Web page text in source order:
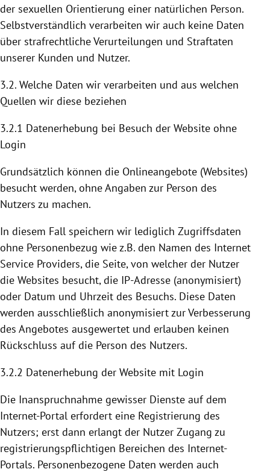
der sexuellen Orientierung einer natürlichen Person.
Selbstverständlich verarbeiten wir auch keine Daten
über strafrechtliche Verurteilungen und Straftaten
unserer Kunden und Nutzer.
3.2. Welche Daten wir verarbeiten und aus welchen
Quellen wir diese beziehen
3.2.1 Datenerhebung bei Besuch der Website ohne
Login
Grundsätzlich können die Onlineangebote (Websites)
besucht werden, ohne Angaben zur Person des
Nutzers zu machen.
In diesem Fall speichern wir lediglich Zugriffsdaten
ohne Personenbezug wie z.B. den Namen des Internet
Service Providers, die Seite, von welcher der Nutzer
die Websites besucht, die IP-Adresse (anonymisiert)
oder Datum und Uhrzeit des Besuchs. Diese Daten
werden ausschließlich anonymisiert zur Verbesserung
des Angebotes ausgewertet und erlauben keinen
Rückschluss auf die Person des Nutzers.
3.2.2 Datenerhebung der Website mit Login
Die Inanspruchnahme gewisser Dienste auf dem
Internet-Portal erfordert eine Registrierung des
Nutzers; erst dann erlangt der Nutzer Zugang zu
registrierungspflichtigen Bereichen des Internet-
Portals. Personenbezogene Daten werden auch